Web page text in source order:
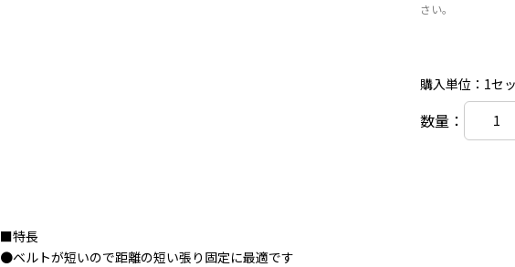
さい。
購入単位：1セ
数量：
■特長
●ベルトが短いので距離の短い張り固定に最適です